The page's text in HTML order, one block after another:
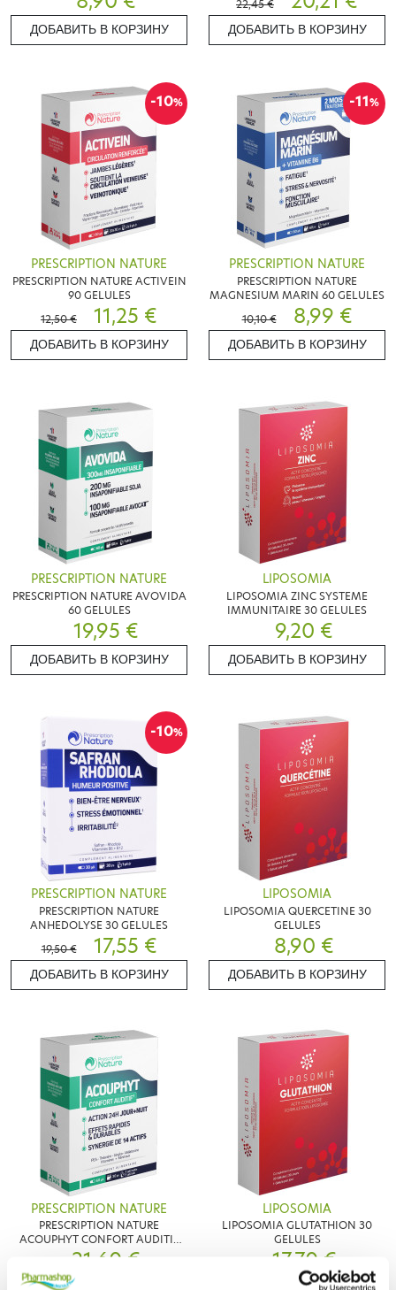
ДОБАВИТЬ В КОРЗИНУ
22,45 €
ДОБАВИТЬ В КОРЗИНУ
-10%
PRESCRIPTION NATURE
PRESCRIPTION NATURE ACTIVEIN
90 GELULES
12,50 €
11,25 €
ДОБАВИТЬ В КОРЗИНУ
-11%
PRESCRIPTION NATURE
PRESCRIPTION NATURE
MAGNESIUM MARIN 60 GELULES
10,10 €
8,99 €
ДОБАВИТЬ В КОРЗИНУ
PRESCRIPTION NATURE
PRESCRIPTION NATURE AVOVIDA
60 GELULES
19,95 €
ДОБАВИТЬ В КОРЗИНУ
LIPOSOMIA
LIPOSOMIA ZINC SYSTEME
IMMUNITAIRE 30 GELULES
9,20 €
ДОБАВИТЬ В КОРЗИНУ
-10%
PRESCRIPTION NATURE
PRESCRIPTION NATURE
ANHEDOLYSE 30 GELULES
19,50 €
17,55 €
ДОБАВИТЬ В КОРЗИНУ
LIPOSOMIA
LIPOSOMIA QUERCETINE 30
GELULES
8,90 €
ДОБАВИТЬ В КОРЗИНУ
PRESCRIPTION NATURE
PRESCRIPTION NATURE
ACOUPHYT CONFORT AUDITIF
60GELULES
21,60 €
LIPOSOMIA
LIPOSOMIA GLUTATHION 30
GELULES
17,70 €